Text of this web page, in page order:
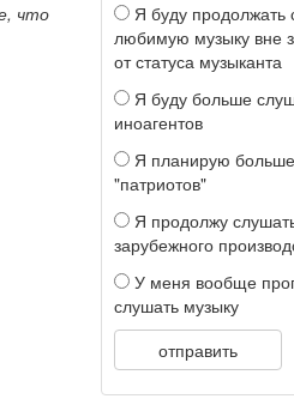
что
Я буду продолжать
любимую музыку вне
от статуса музыканта
Я буду больше
иноагентов
Я планирую
"патриотов"
Я продолжу
зарубежного
У меня вообще
слушать музыку
отправить